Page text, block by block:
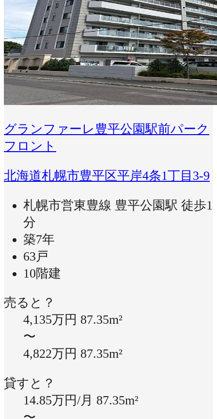
グランファーレ豊平公園駅前パーク
フロント
北海道札幌市豊平区平岸4条1丁目3-9
札幌市営東豊線 豊平公園駅 徒歩1
分
築7年
63戸
10階建
売ると？
4,135万円 87.35m²
〜
4,822万円 87.35m²
貸すと？
14.85万円/月 87.35m²